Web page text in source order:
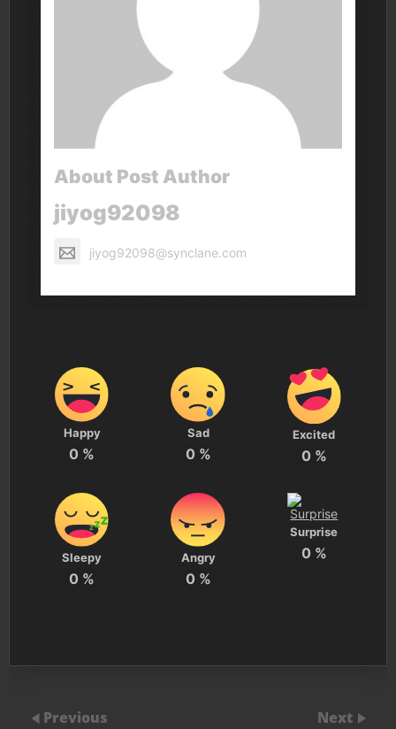
About Post Author
jiyog92098
jiyog92098@synclane.com
Happy
0 %
Sad
0 %
Excited
0 %
Sleepy
0 %
Angry
0 %
Surprise
0 %
Previous Next